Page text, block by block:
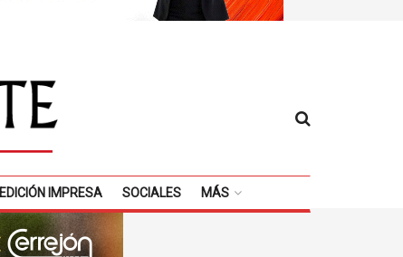
EDICIÓN IMPRESA SOCIALES MÁS